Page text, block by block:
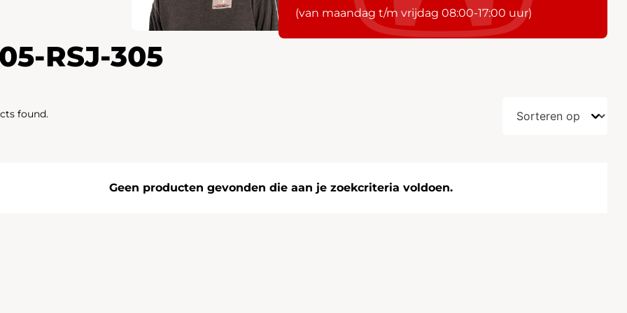
(van maandag t/m vrijdag 08:00-17:00 uur)
RSJ-305
found.
Geen producten gevonden die aan je zoekcriteria voldoen.